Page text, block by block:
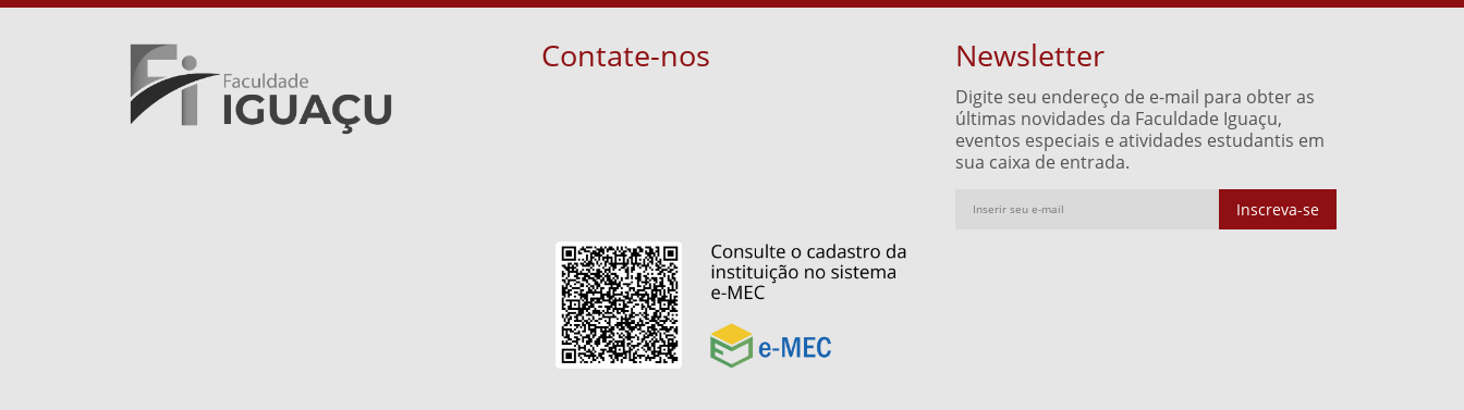
Contate-nos Newsletter
Digite seu endereço de e-mail para obter as
últimas novidades da Faculdade Iguaçu,
eventos especiais e atividades estudantis em
sua caixa de entrada.
Inscreva-se